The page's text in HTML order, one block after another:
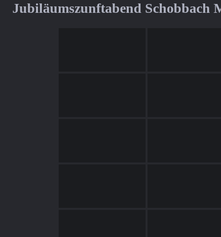
Jubiläumszunftabend Schobbach